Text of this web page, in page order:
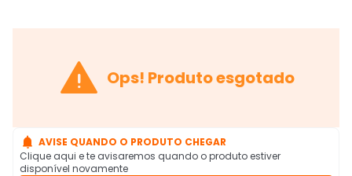
 Ops! Produto esgotado
 AVISE QUANDO O PRODUTO CHEGAR
Clique aqui e te avisaremos quando o produto estiver
disponível novamente